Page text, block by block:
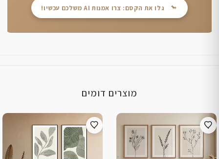
גלו את הקסם: צרו אמנות AI משלכם עכשיו!
מוצרים דומים